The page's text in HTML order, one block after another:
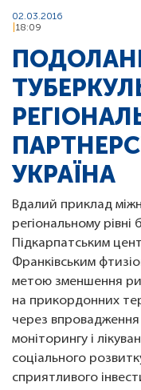
02.03.2016
18:09
УКРАЇНА
Вдалий приклад
регіональному рівні
Підкарпатським
Франківським
метою зменшення
на прикордонних
через впровадження
моніторингу і
соціального
сприятливого